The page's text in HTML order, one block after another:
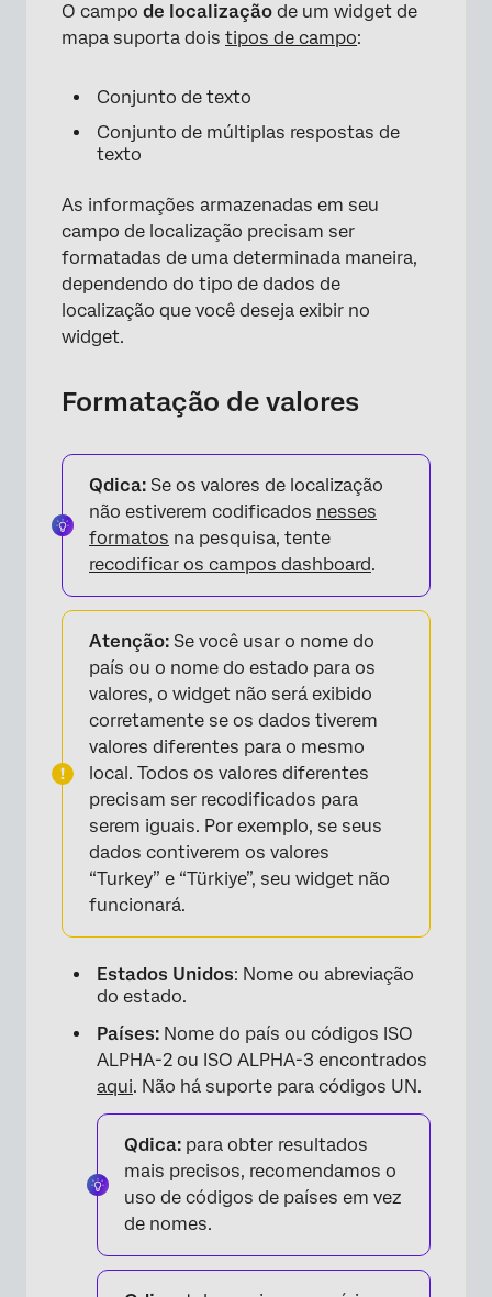
×
O campo de localização de um widget de
mapa suporta dois tipos de campo:
Conjunto de texto
Conjunto de múltiplas respostas de
texto
As informações armazenadas em seu
campo de localização precisam ser
formatadas de uma determinada maneira,
dependendo do tipo de dados de
localização que você deseja exibir no
widget.
Formatação de valores
Qdica: Se os valores de localização
não estiverem codificados nesses
formatos na pesquisa, tente
recodificar os campos dashboard.
Atenção: Se você usar o nome do
país ou o nome do estado para os
valores, o widget não será exibido
corretamente se os dados tiverem
valores diferentes para o mesmo
local. Todos os valores diferentes
precisam ser recodificados para
serem iguais. Por exemplo, se seus
dados contiverem os valores
“Turkey” e “Türkiye”, seu widget não
funcionará.
Estados Unidos: Nome ou abreviação
do estado.
Países: Nome do país ou códigos ISO
ALPHA-2 ou ISO ALPHA-3 encontrados
aqui. Não há suporte para códigos UN.
Qdica: para obter resultados
mais precisos, recomendamos o
uso de códigos de países em vez
de nomes.